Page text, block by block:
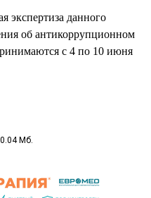
экспертиза данного
об антикоррупционном
с 4 по 10 июня
Мб.